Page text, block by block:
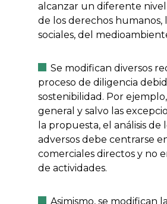
alcanzar un diferente
de los derechos humanos,
sociales, del
Se modifican diversos
proceso de diligencia
sostenibilidad. Por
general y salvo las
la propuesta, el análisis de
adversos debe centrarse
comerciales directos y no
de actividades.
Asimismo, se modifican